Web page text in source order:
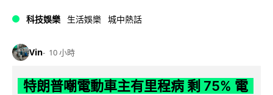
科技娛樂 生活娛樂 城中熱話
Vin 10 小時
特朗普嘲電動車主有里程病 剩 75% 電